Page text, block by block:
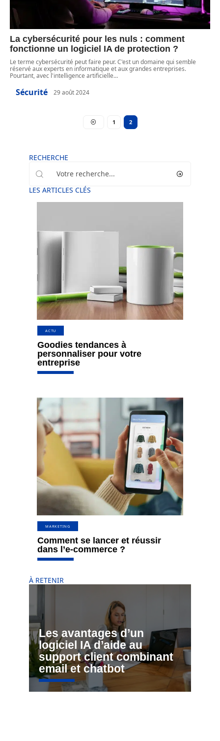
La cybersécurité pour les nuls : comment
fonctionne un logiciel IA de protection ?
Le terme cybersécurité peut faire peur. C'est un domaine qui semble
réservé aux experts en informatique et aux grandes entreprises.
Pourtant, avec l'intelligence artificielle…
Sécurité 29 août 2024
1 2
RECHERCHE
LES ARTICLES CLÉS
ACTU
Goodies tendances à
personnaliser pour votre
entreprise
MARKETING
Comment se lancer et réussir
dans l’e-commerce ?
À RETENIR
Les avantages d’un
logiciel IA d’aide au
support client combinant
email et chatbot